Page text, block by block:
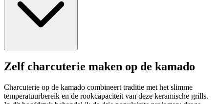
Zelf charcuterie maken op de kamado
Charcuterie op de kamado combineert traditie met het slimme
temperatuurbereik en de rookcapaciteit van deze keramische grills.